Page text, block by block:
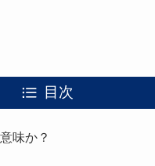
目次
味か？